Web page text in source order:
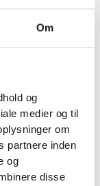
Om
og
medier og til
om
partnere inden
og
disse